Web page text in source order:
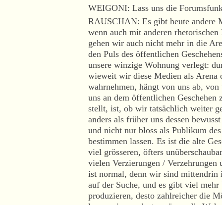
WEIGONI: Lass uns die
RAUSCHAN: Es gibt heute andere
wenn auch mit anderen
gehen wir auch nicht mehr in die
den Puls des öffentlichen
unsere winzige Wohnung verlegt:
wieweit wir diese Medien als Arena
wahrnehmen, hängt von uns ab,
uns an dem öffentlichen
stellt, ist, ob wir tatsächlich weiter
anders als früher uns dessen
und nicht nur bloss als Publikum
bestimmen lassen. Es ist die alte
viel grösseren, öfters
vielen Verzierungen /
ist normal, denn wir sind mittendrin
auf der Suche, und es gibt viel
produzieren, desto zahlreicher die